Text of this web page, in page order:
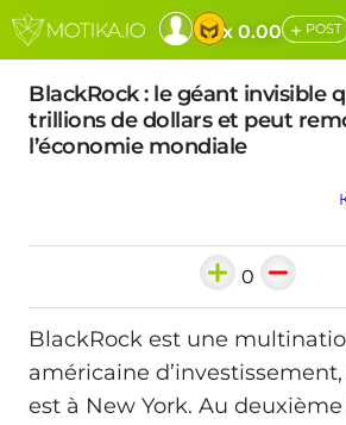
x 0.00 + POST
BlackRock : le géant invisible
trillions de dollars et peut
l’économie mondiale
0
BlackRock est une
américaine
est à New York. Au